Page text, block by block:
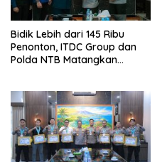
Bidik Lebih dari 145 Ribu
Penonton, ITDC Group dan
Polda NTB Matangkan